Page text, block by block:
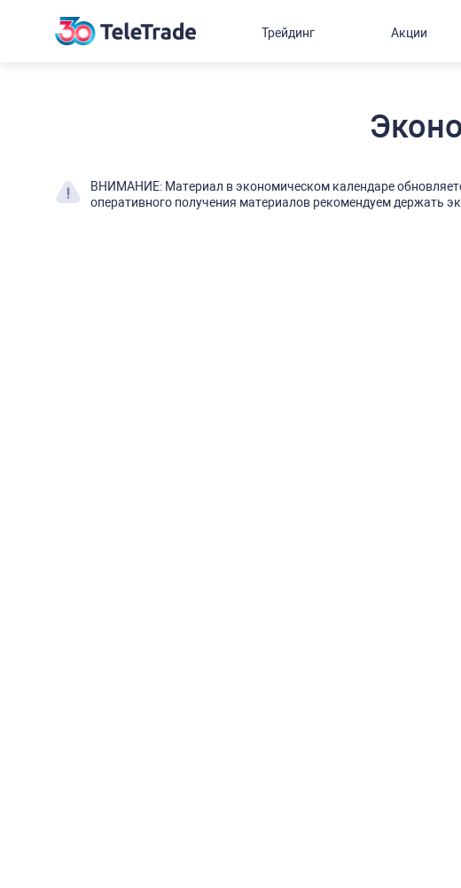
ВНИМАНИЕ: Материал в экономическом календаре
оперативного получения материалов рекомендуем держать
Трейдинг Акции